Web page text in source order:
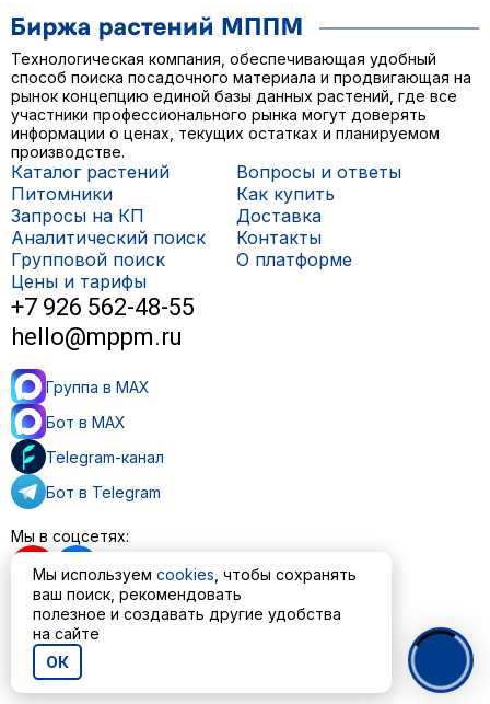
Технологическая компания, обеспечивающая удобный
способ поиска посадочного материала и продвигающая на
рынок концепцию единой базы данных растений, где все
участники профессионального рынка могут доверять
информации о ценах, текущих остатках и планируемом
производстве.
Каталог растений
Питомники
Запросы на КП
Аналитический поиск
Групповой поиск
Цены и тарифы
Вопросы и ответы
Как купить
Доставка
Контакты
О платформе
+7 926 562-48-55
hello@mppm.ru
Группа в MAX
Бот в MAX
Telegram-канал
Бот в Telegram
Мы в соцсетях:
Пользовательское соглашение
Политика обработки персональных данных
© ООО «МППМ» 2023—2026
Мы используем cookies , чтобы сохранять
ваш поиск, рекомендовать
полезное и создавать другие удобства
на сайте
ОК